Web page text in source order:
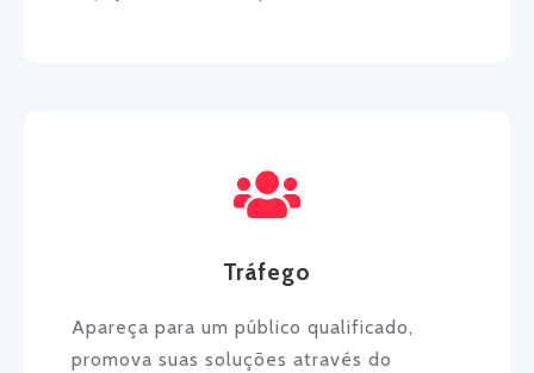
Tráfego
Apareça para um público qualificado,
promova suas soluções através do